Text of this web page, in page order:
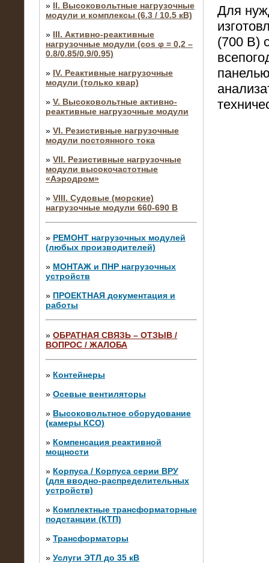
» II. Высоковольтные нагрузочные
модули и комплексы (6.3 / 10.5 кВ)
» III. Активно-реактивные
нагрузочные модули (cos φ = 0,2 –
0.8/0.85/0.9/0.95)
» IV. Реактивные нагрузочные
модули (только квар)
» V. Высоковольтные активно-
реактивные нагрузочные модули
» VI. Резистивные нагрузочные
модули постоянного тока
» VII. Резистивные нагрузочные
модули высокочастотные
«Аэродром»
» VIII. Судовые (морские)
нагрузочные модули 660-690 В
» РЕМОНТ нагрузочных модулей
(любых производителей)
» МОНТАЖ и ПНР нагрузочных
устройств
» ПРОЕКТНАЯ документация и
работы
» ОБРАТНАЯ СВЯЗЬ – ОТЗЫВ /
ВОПРОС / ЖАЛОБА
» Контейнеры
» Осевые вентиляторы
» Высоковольтное оборудование
(камеры КСО)
» Компенсация реактивной
мощности
» Корпуса / Корпуса серии ВРУ
(для вводно-распределительных
устройств)
» Комплектные трансформаторные
подстанции (КТП)
» Трансформаторы
» Услуги ЭТЛ до 35 кВ
10.04.2015
Аренда нагрузочного модуля 4 МВт,
10 кВ
28.02.2015
Нагрузочные модули 700 кВт (4
штуки)
Для
(700 В)